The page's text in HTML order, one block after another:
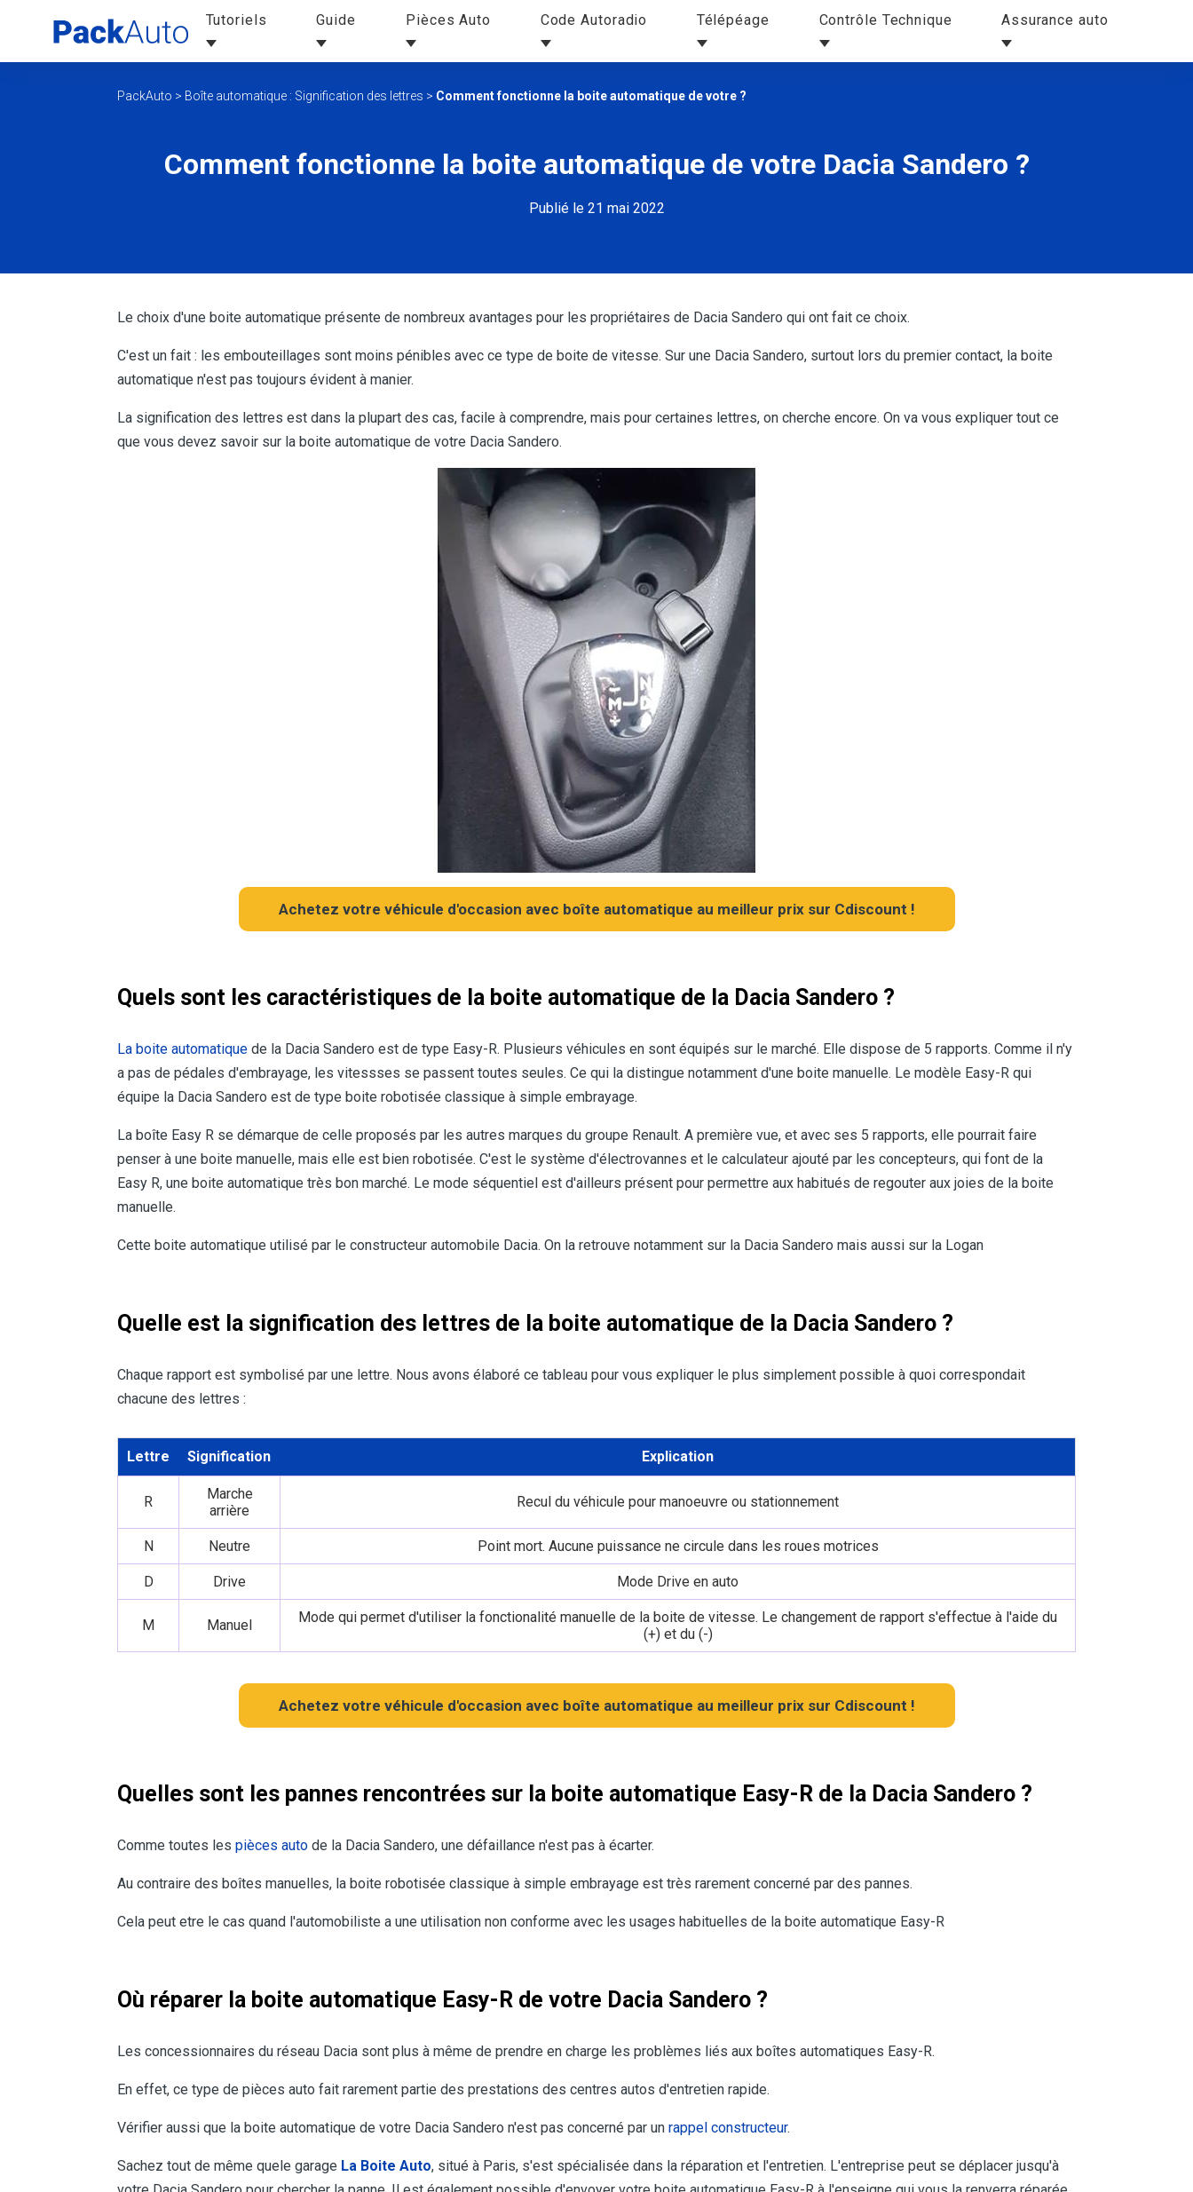
Tutoriels Guide Pièces Auto Code Autoradio Télépéage Contrôle Technique Assurance auto
PackAuto > Boîte automatique : Signification des lettres > Comment fonctionne la boite automatique de votre ?
Comment fonctionne la boite automatique de votre Dacia Sandero ?
Publié le 21 mai 2022
Le choix d'une boite automatique présente de nombreux avantages pour les propriétaires de Dacia Sandero qui ont fait ce choix.
C'est un fait : les embouteillages sont moins pénibles avec ce type de boite de vitesse. Sur une Dacia Sandero, surtout lors du premier contact, la boite
automatique n'est pas toujours évident à manier.
La signification des lettres est dans la plupart des cas, facile à comprendre, mais pour certaines lettres, on cherche encore. On va vous expliquer tout ce
que vous devez savoir sur la boite automatique de votre Dacia Sandero.
Achetez votre véhicule d'occasion avec boîte automatique au meilleur prix sur Cdiscount !
Quels sont les caractéristiques de la boite automatique de la Dacia Sandero ?
La boite automatique de la Dacia Sandero est de type Easy-R. Plusieurs véhicules en sont équipés sur le marché. Elle dispose de 5 rapports. Comme il n'y
a pas de pédales d'embrayage, les vitessses se passent toutes seules. Ce qui la distingue notamment d'une boite manuelle. Le modèle Easy-R qui
équipe la Dacia Sandero est de type boite robotisée classique à simple embrayage.
La boîte Easy R se démarque de celle proposés par les autres marques du groupe Renault. A première vue, et avec ses 5 rapports, elle pourrait faire
penser à une boite manuelle, mais elle est bien robotisée. C'est le système d'électrovannes et le calculateur ajouté par les concepteurs, qui font de la
Easy R, une boite automatique très bon marché. Le mode séquentiel est d'ailleurs présent pour permettre aux habitués de regouter aux joies de la boite
manuelle.
Cette boite automatique utilisé par le constructeur automobile Dacia. On la retrouve notamment sur la Dacia Sandero mais aussi sur la Logan
Quelle est la signification des lettres de la boite automatique de la Dacia Sandero ?
Chaque rapport est symbolisé par une lettre. Nous avons élaboré ce tableau pour vous expliquer le plus simplement possible à quoi correspondait
chacune des lettres :
Lettre Signification Explication
R
Marche
arrière
Recul du véhicule pour manoeuvre ou stationnement
N Neutre Point mort. Aucune puissance ne circule dans les roues motrices
D Drive Mode Drive en auto
M Manuel
Mode qui permet d'utiliser la fonctionalité manuelle de la boite de vitesse. Le changement de rapport s'effectue à l'aide du
(+) et du (-)
Achetez votre véhicule d'occasion avec boîte automatique au meilleur prix sur Cdiscount !
Quelles sont les pannes rencontrées sur la boite automatique Easy-R de la Dacia Sandero ?
Comme toutes les pièces auto de la Dacia Sandero, une défaillance n'est pas à écarter.
Au contraire des boîtes manuelles, la boite robotisée classique à simple embrayage est très rarement concerné par des pannes.
Cela peut etre le cas quand l'automobiliste a une utilisation non conforme avec les usages habituelles de la boite automatique Easy-R
Où réparer la boite automatique Easy-R de votre Dacia Sandero ?
Les concessionnaires du réseau Dacia sont plus à même de prendre en charge les problèmes liés aux boîtes automatiques Easy-R.
En effet, ce type de pièces auto fait rarement partie des prestations des centres autos d'entretien rapide.
Vérifier aussi que la boite automatique de votre Dacia Sandero n'est pas concerné par un rappel constructeur.
Sachez tout de même quele garage La Boite Auto, situé à Paris, s'est spécialisée dans la réparation et l'entretien. L'entreprise peut se déplacer jusqu'à